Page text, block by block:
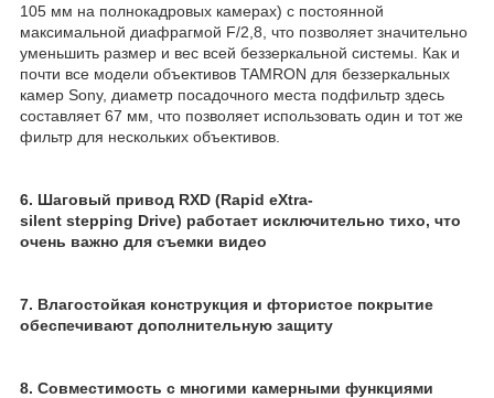
105 мм на полнокадровых камерах) с постоянной
максимальной диафрагмой F/2,8, что позволяет значительно
уменьшить размер и вес всей беззеркальной системы. Как и
почти все модели объективов TAMRON для беззеркальных
камер Sony, диаметр посадочного места подфильтр здесь
составляет 67 мм, что позволяет использовать один и тот же
фильтр для нескольких объективов.
6. Шаговый привод RXD (Rapid eXtra-
silent stepping Drive) работает исключительно тихо, что
очень важно для съемки видео
7. Влагостойкая конструкция и фтористое покрытие
обеспечивают дополнительную защиту
8. Совместимость с многими камерными функциями